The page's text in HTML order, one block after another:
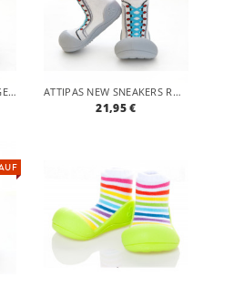
ATTIPAS NEW SNEAKERS-GELB - ERGONOMISCHE BABY LAUFLERNSCHUHE, ATMUNGSAKTIVE KINDER HAUSSCHUHE ABS SOCKEN BABYSCHUHE ANTIRUTSCH ATTIPAS NEW SNEAKERS ROT- ERGONOMISCHE BABY LAUFLERNSCHUHE, ATMUNGSAKTIVE KINDER HAUSSCHUHE ABS SOCKEN BABYSCHUHE ANTIRUTSCH
21,95 €